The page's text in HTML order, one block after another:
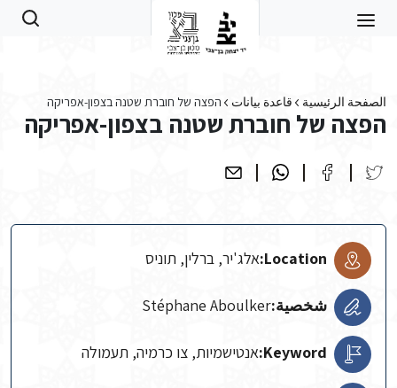
الصفحة الرئيسية قاعدة بيانات הפצה של חוברת שטנה בצפון-אפריקה
הפצה של חוברת שטנה בצפון-אפריקה
Location: אלג'יר, ברלין, תוניס
شخصية:Stéphane Aboulker
Keyword: אנטישמיות, צו כרמיה, תעמולה